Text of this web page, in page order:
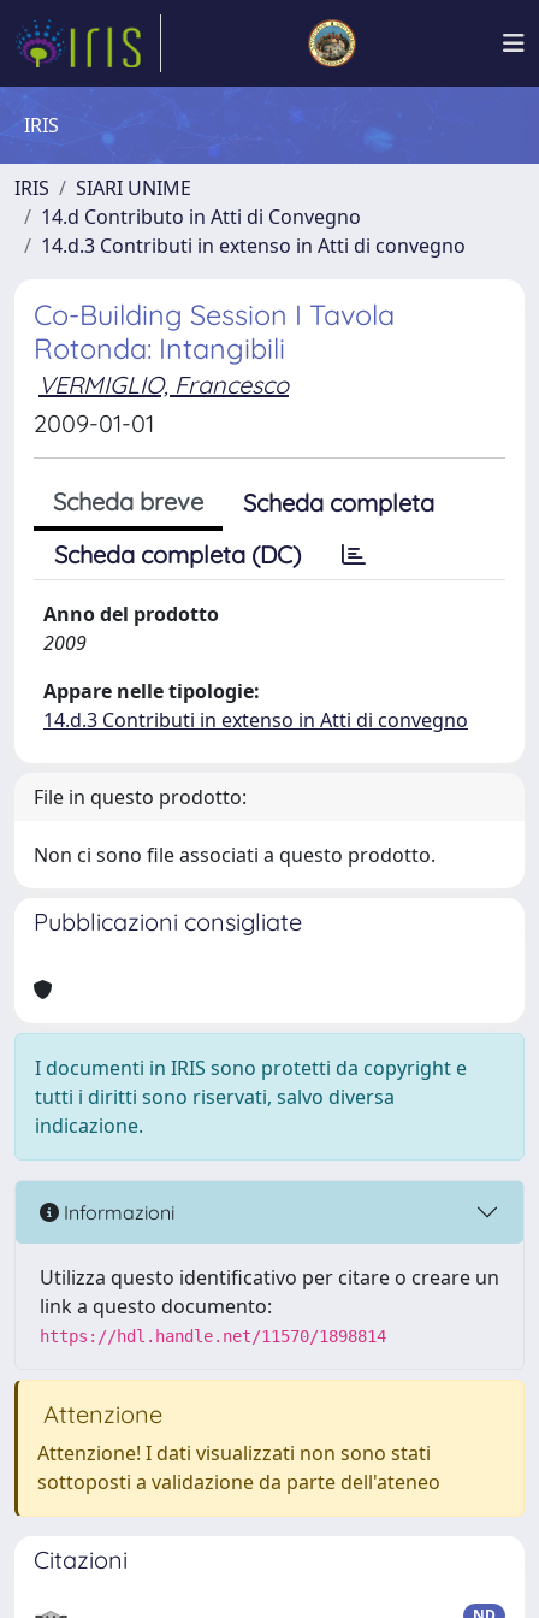
IRIS
IRIS
SIARI UNIME
14.d Contributo in Atti di Convegno
14.d.3 Contributi in extenso in Atti di convegno
Co-Building Session I Tavola
Rotonda: Intangibili
VERMIGLIO, Francesco
2009-01-01
Scheda breve
Scheda completa
Scheda completa (DC)
Anno del prodotto
2009
Appare nelle tipologie:
14.d.3 Contributi in extenso in Atti di convegno
File in questo prodotto:
Non ci sono file associati a questo prodotto.
Pubblicazioni consigliate
I documenti in IRIS sono protetti da copyright e
tutti i diritti sono riservati, salvo diversa
indicazione.
Informazioni
Utilizza questo identificativo per citare o creare un
link a questo documento:
https://hdl.handle.net/11570/1898814
Attenzione
Attenzione! I dati visualizzati non sono stati
sottoposti a validazione da parte dell'ateneo
Citazioni